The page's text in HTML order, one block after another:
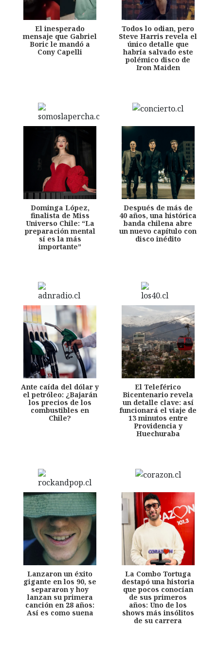
El inesperado
mensaje que Gabriel
Boric le mandó a
Cony Capelli
Todos lo odian, pero
Steve Harris revela el
único detalle que
habría salvado este
polémico disco de
Iron Maiden
Dominga López,
finalista de Miss
Universo Chile: “La
preparación mental
sí es la más
importante”
Después de más de
40 años, una histórica
banda chilena abre
un nuevo capítulo con
disco inédito
Ante caída del dólar y
el petróleo: ¿Bajarán
los precios de los
combustibles en
Chile?
El Teleférico
Bicentenario revela
un detalle clave: así
funcionará el viaje de
13 minutos entre
Providencia y
Huechuraba
Lanzaron un éxito
gigante en los 90, se
separaron y hoy
lanzan su primera
canción en 28 años:
Así es como suena
La Combo Tortuga
destapó una historia
que pocos conocían
de sus primeros
años: Uno de los
shows más insólitos
de su carrera